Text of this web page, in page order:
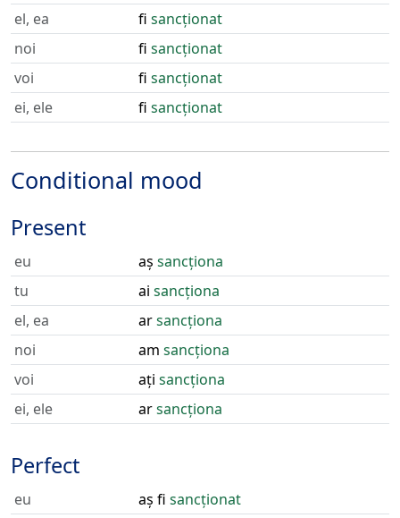
el, ea
fi sancționat
noi
fi sancționat
voi
fi sancționat
ei, ele
fi sancționat
Conditional mood
Present
eu aș sancționa
tu
ai sancționa
el, ea
arsancționa
noi
am sancționa
voi
ați sancționa
ei, ele
arsancționa
Perfect
eu aș fi sancționat